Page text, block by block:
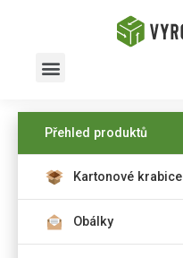
Přehled produktů
Kartonové krabice
Obálky